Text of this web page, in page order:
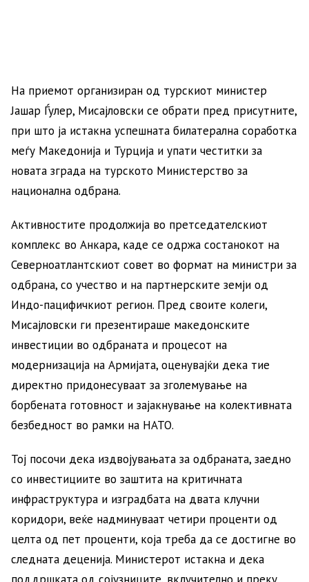
На приемот организиран од турскиот министер
Јашар Ѓулер, Мисајловски се обрати пред присутните,
при што ја истакна успешната билатерална соработка
меѓу Македонија и Турција и упати честитки за
новата зграда на турското Министерство за
национална одбрана.
Активностите продолжија во претседателскиот
комплекс во Анкара, каде се одржа состанокот на
Северноатлантскиот совет во формат на министри за
одбрана, со учество и на партнерските земји од
Индо-пацифичкиот регион. Пред своите колеги,
Мисајловски ги презентираше македонските
инвестиции во одбраната и процесот на
модернизација на Армијата, оценувајќи дека тие
директно придонесуваат за зголемување на
борбената готовност и зајакнување на колективната
безбедност во рамки на НАТО.
Тој посочи дека издвојувањата за одбраната, заедно
со инвестициите во заштита на критичната
инфраструктура и изградбата на двата клучни
коридори, веќе надминуваат четири проценти од
целта од пет проценти, која треба да се достигне во
следната деценија. Министерот истакна и дека